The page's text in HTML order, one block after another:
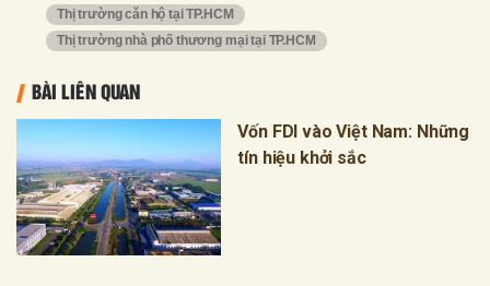
Thị trường căn hộ tại TP.HCM
Thị trường nhà phố thương mại tại TP.HCM
BÀI LIÊN QUAN
Vốn FDI vào Việt Nam: Những
tín hiệu khởi sắc